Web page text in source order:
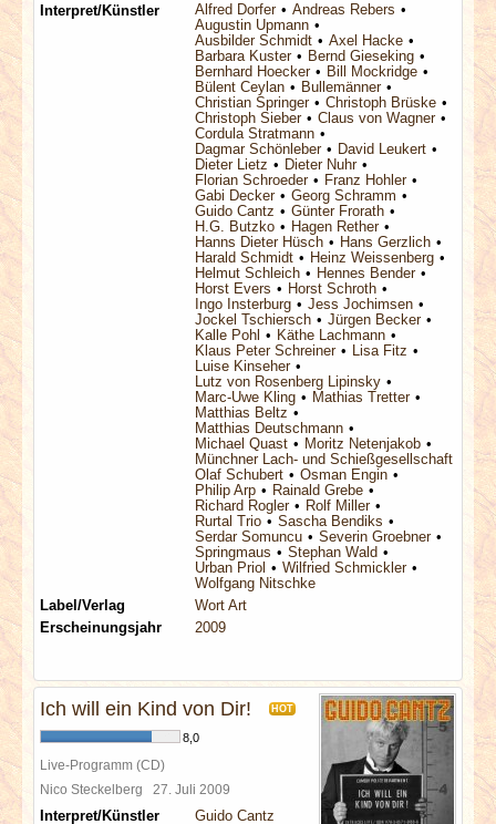
LINKS
Interpret/Künstler Alfred Dorfer
Andreas Rebers
Augustin Upmann
Ausbilder Schmidt
Axel Hacke
Barbara Kuster
Bernd Gieseking
Bernhard Hoecker
Bill Mockridge
Bülent Ceylan
Bullemänner
Christian Springer
Christoph Brüske
Christoph Sieber
Claus von Wagner
Cordula Stratmann
Dagmar Schönleber
David Leukert
Dieter Lietz
Dieter Nuhr
Florian Schroeder
Franz Hohler
Gabi Decker
Georg Schramm
Guido Cantz
Günter Frorath
H.G. Butzko
Hagen Rether
Hanns Dieter Hüsch
Hans Gerzlich
Harald Schmidt
Heinz Weissenberg
Helmut Schleich
Hennes Bender
Horst Evers
Horst Schroth
Ingo Insterburg
Jess Jochimsen
Jockel Tschiersch
Jürgen Becker
Kalle Pohl
Käthe Lachmann
Klaus Peter Schreiner
Lisa Fitz
Luise Kinseher
Lutz von Rosenberg Lipinsky
Marc-Uwe Kling
Mathias Tretter
Matthias Beltz
Matthias Deutschmann
Michael Quast
Moritz Netenjakob
Münchner Lach- und Schießgesellschaft
Olaf Schubert
Osman Engin
Philip Arp
Rainald Grebe
Richard Rogler
Rolf Miller
Rurtal Trio
Sascha Bendiks
Serdar Somuncu
Severin Groebner
Springmaus
Stephan Wald
Urban Priol
Wilfried Schmickler
Wolfgang Nitschke
Label/Verlag
Wort Art
Erscheinungsjahr
2009
Ich will ein Kind von Dir! HOT
8,0
Live-Programm (CD)
Nico Steckelberg 27. Juli 2009
Interpret/Künstler Guido Cantz